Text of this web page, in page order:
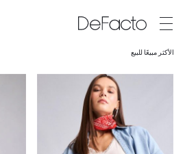
الأكثر مبيعًا للبيع